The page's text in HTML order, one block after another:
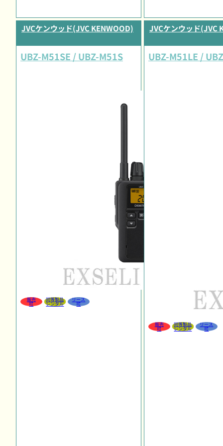
JVCケンウッド(JVC KENWOOD)
UBZ-M51SE / UBZ-M51S
販売
可
同等製品
レンタル
リース
可
JVCケンウッド(JVC
UBZ-M51LE /
販売
可
同等製品
レンタル
リース
可